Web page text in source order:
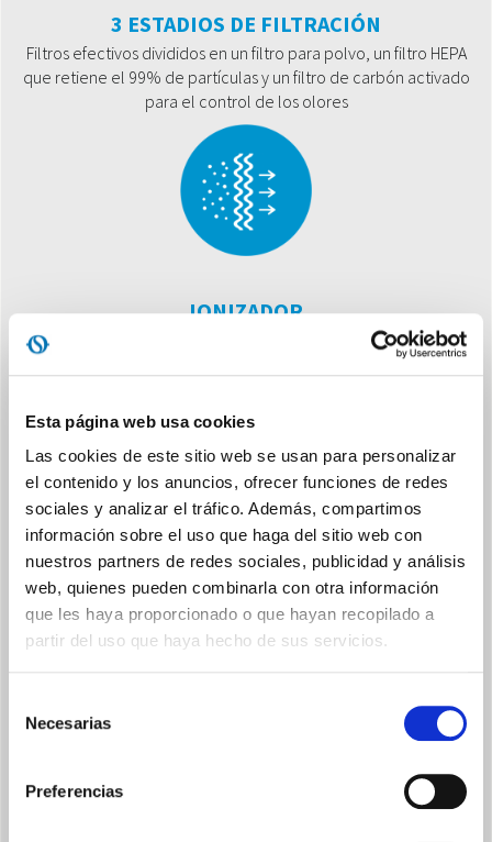
Esta página web usa cookies
Las cookies de este sitio web se usan para personalizar
el contenido y los anuncios, ofrecer funciones de redes
sociales y analizar el tráfico. Además, compartimos
información sobre el uso que haga del sitio web con
nuestros partners de redes sociales, publicidad y análisis
web, quienes pueden combinarla con otra información
que les haya proporcionado o que hayan recopilado a
partir del uso que haya hecho de sus servicios.
Necesarias
Preferencias
3 ESTADIOS DE FILTRACIÓN
Filtros efectivos divididos en un filtro para polvo, un filtro HEPA
que retiene el 99% de partículas y un filtro de carbón activado
para el control de los olores
IONIZADOR
Neutraliza los agentes contaminantes y reproduce la
capacidad del sol para crear iones, diseminando un aire
Q-SENSOR
Una luz LED práctica y sofisticada que se colorea de acuerdo
con la calidad del aire detectada: verde para una buena